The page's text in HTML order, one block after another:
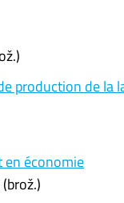
production de la
en économie